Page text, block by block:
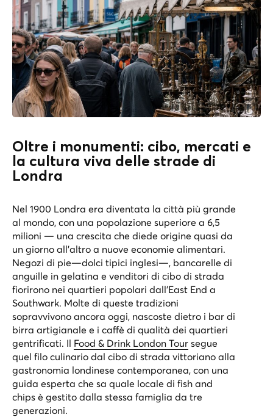
Oltre i monumenti: cibo, mercati e
la cultura viva delle strade di
Londra
Nel 1900 Londra era diventata la città più grande
al mondo, con una popolazione superiore a 6,5
milioni — una crescita che diede origine quasi da
un giorno all’altro a nuove economie alimentari.
Negozi di pie—dolci tipici inglesi—, bancarelle di
anguille in gelatina e venditori di cibo di strada
fiorirono nei quartieri popolari dall'East End a
Southwark. Molte di queste tradizioni
sopravvivono ancora oggi, nascoste dietro i bar di
birra artigianale e i caffè di qualità dei quartieri
gentrificati. Il Food & Drink London Tour segue
quel filo culinario dal cibo di strada vittoriano alla
gastronomia londinese contemporanea, con una
guida esperta che sa quale locale di fish and
chips è gestito dalla stessa famiglia da tre
generazioni.